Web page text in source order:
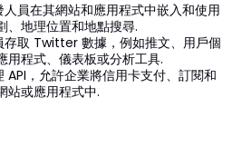
員在其網站和應用程式中嵌入和使用
、地理位置和地點搜尋.
存取 Twitter 數據，例如推文、用戶個
用程式、儀表板或分析工具.
API，允許企業將信用卡支付、訂閱和
站或應用程式中.